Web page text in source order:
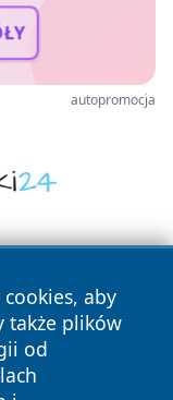
autopromocja
aby
także plików
od
prawa